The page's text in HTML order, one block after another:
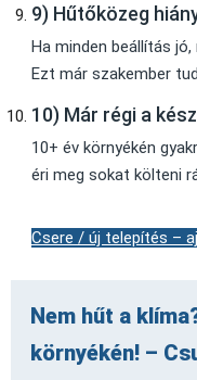
9) Hűtőközeg
Ha minden beállítás
Ezt már szakember
10) Már régi a
10+ év környékén
éri meg sokat költeni
Csere / új telepítés –
Nem hűt a
környékén! –